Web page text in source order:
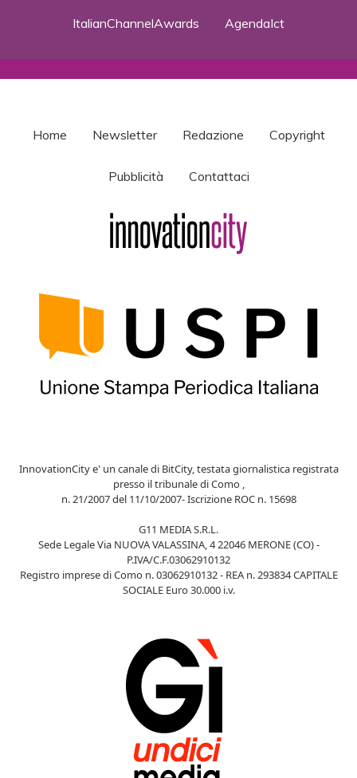
ItalianChannelAwards
AgendaIct
Home Newsletter Redazione Copyright
Pubblicità Contattaci
InnovationCity e' un canale di BitCity, testata giornalistica registrata
presso il tribunale di Como ,
n. 21/2007 del 11/10/2007- Iscrizione ROC n. 15698
G11 MEDIA S.R.L.
Sede Legale Via NUOVA VALASSINA, 4 22046 MERONE (CO) -
P.IVA/C.F.03062910132
Registro imprese di Como n. 03062910132 - REA n. 293834 CAPITALE
SOCIALE Euro 30.000 i.v.